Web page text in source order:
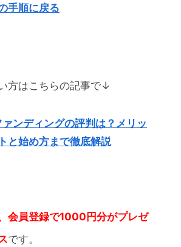
手順に戻る
方はこちらの記事で↓
ンディングの評判は？メリッ
と始め方まで徹底解説
会員登録で1000円分がプレゼ
です。